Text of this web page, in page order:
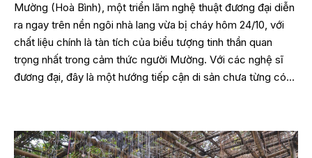
Mường (Hoà Bình), một triển lãm nghệ thuật đương đại diễn
ra ngay trên nền ngôi nhà lang vừa bị cháy hôm 24/10, với
chất liệu chính là tàn tích của biểu tượng tinh thần quan
trọng nhất trong cảm thức người Mường. Với các nghệ sĩ
đương đại, đây là một hướng tiếp cận di sản chưa từng có…